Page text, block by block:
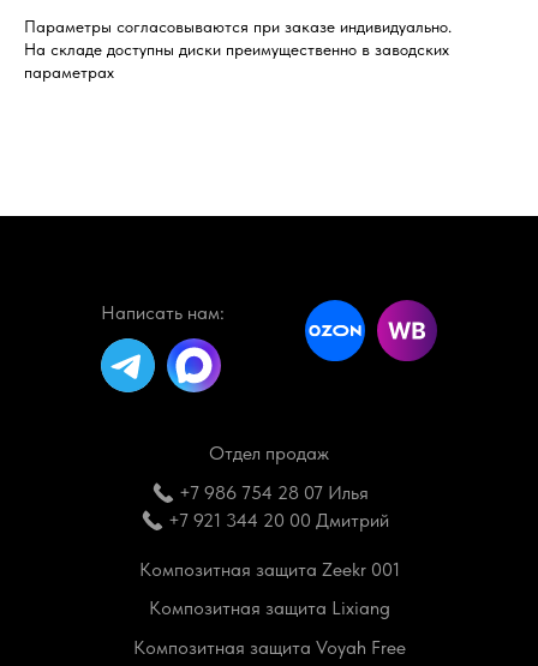
Параметры согласовываются при заказе индивидуально.
На складе доступны диски преимущественно в заводских
параметрах
+7 921 344 20 00 Дмитрий
+7 986 754 28 07 Илья
Написать нам:
Отдел продаж
Композитная защита Voyah Free
Композитная защита Lixiang
Композитная защита Zeekr 001